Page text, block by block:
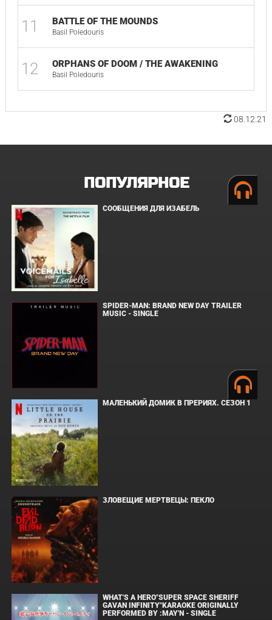
11 BATTLE OF THE MOUNDS
Basil Poledouris
12 ORPHANS OF DOOM / THE AWAKENING
Basil Poledouris
08.12.21
ПОПУЛЯРНОЕ
СООБЩЕНИЯ ДЛЯ ИЗАБЕЛЬ
SPIDER-MAN: BRAND NEW DAY TRAILER
MUSIC - SINGLE
МАЛЕНЬКИЙ ДОМИК В ПРЕРИЯХ. СЕЗОН 1
ЗЛОВЕЩИЕ МЕРТВЕЦЫ: ПЕКЛО
WHAT'S A HERO"SUPER SPACE SHERIFF
GAVAN INFINITY"KARAOKE ORIGINALLY
PERFORMED BY :MAY'N - SINGLE